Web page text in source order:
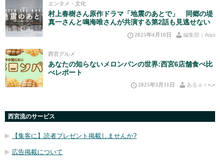
エンタメ・文化
村上春樹さん原作ドラマ「地震のあとで」 同郷の堤
真一さんと鳴海唯さんが共演する第2話も見逃せない
2025年4月10日 編集部｜Aqui
西宮グルメ
あなたの知らないメロンパンの世界:西宮6店舗食べ比
べレポート
2025年3月31日 あるａｒ•⁠ᴗ⁠•⁠
西宮流のサービス
【集客に】読者プレゼント掲載しませんか?
広告掲載について